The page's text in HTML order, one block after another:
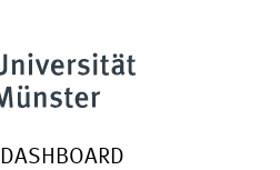
DASHBOARD